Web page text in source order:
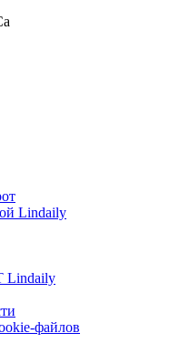
Lindaily
Lindaily
файлов